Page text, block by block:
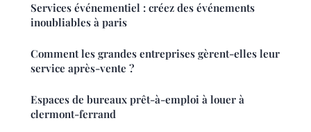
Services événementiel : créez des événements
inoubliables à paris
Comment les grandes entreprises gèrent-elles leur
service après-vente ?
Espaces de bureaux prêt-à-emploi à louer à
clermont-ferrand